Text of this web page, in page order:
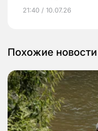
21:40 / 10.07.26
Похожие новости